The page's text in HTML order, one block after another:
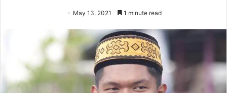
May 13, 2021 1 minute read